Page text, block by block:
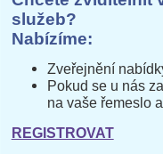
služeb?
Nabízíme:
Zveřejnění
Pokud se u nás
na vaše řemeslo
REGISTROVAT